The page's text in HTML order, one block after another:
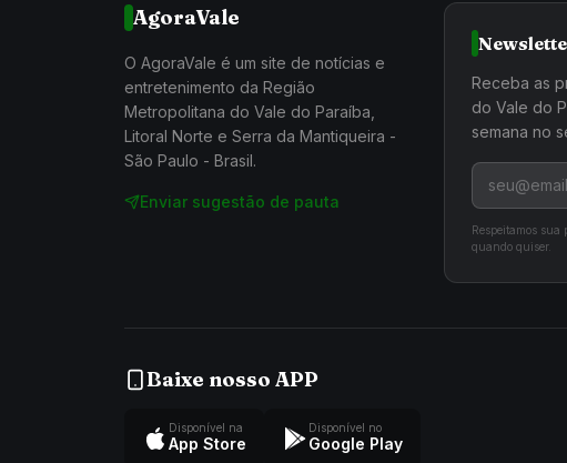
AgoraVale
O AgoraVale é um site de notícias e
entretenimento da Região
Metropolitana do Vale do Paraíba,
Litoral Norte e Serra da Mantiqueira -
São Paulo - Brasil.
Enviar sugestão de pauta
Receba as
do Vale do
semana no
Respeitamos sua
quando quiser.
Baixe nosso APP
Disponível na
App Store
Disponível no
Google Play